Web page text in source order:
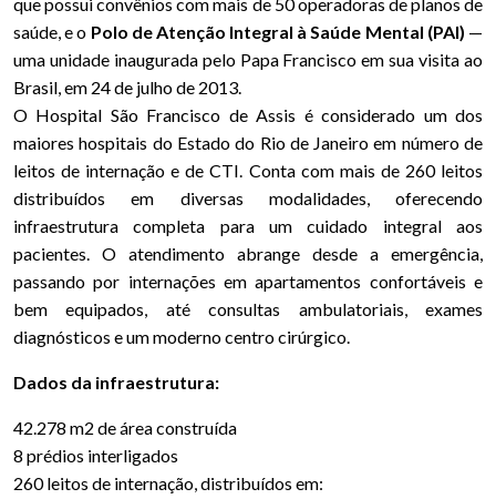
saúde, e o Polo de Atenção Integral à Saúde Mental (PAI) —
uma unidade inaugurada pelo Papa Francisco em sua visita ao
Brasil, em 24 de julho de 2013.
O Hospital São Francisco de Assis é considerado um dos
maiores hospitais do Estado do Rio de Janeiro em número de
leitos de internação e de CTI. Conta com mais de 260 leitos
distribuídos em diversas modalidades, oferecendo
infraestrutura completa para um cuidado integral aos
pacientes. O atendimento abrange desde a emergência,
passando por internações em apartamentos confortáveis e
bem equipados, até consultas ambulatoriais, exames
diagnósticos e um moderno centro cirúrgico.
Dados da infraestrutura:
42.278 m2 de área construída
8 prédios interligados
260 leitos de internação, distribuídos em: